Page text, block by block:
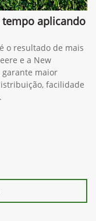
aplicando
o resultado de mais
e a New
garante maior
facilidade